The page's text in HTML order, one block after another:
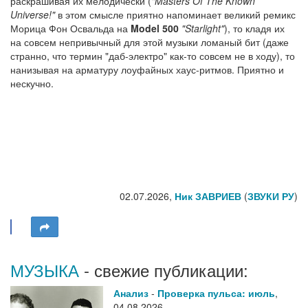
Universe!"в этом смысле приятно напоминает великий ремикс
Морица Фон Освальда на Model 500 "Starlight"), то кладя их
на совсем непривычный для этой музыки ломаный бит (даже
странно, что термин "даб-электро" как-то совсем не в ходу), то
нанизывая на арматуру лоуфайных хаус-ритмов. Приятно и
нескучно.
02.07.2026, Ник ЗАВРИЕВ (ЗВУКИ РУ)
МУЗЫКА - свежие публикации:
Анализ - Проверка пульса: июль,